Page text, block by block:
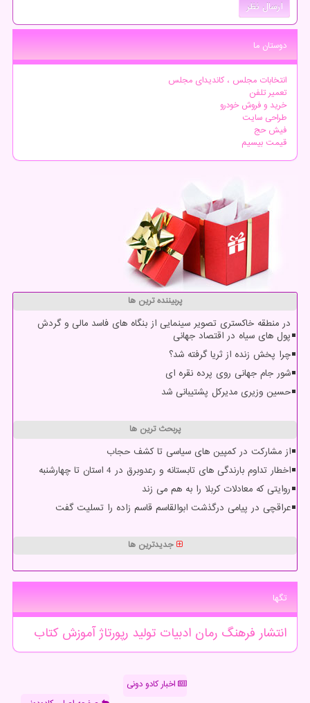
دوستان ما
انتخابات مجلس ، کاندیدای مجلس
تعمیر تلفن
خرید و فروش خودرو
طراحی سایت
فیش حج
قیمت بیسیم
پربیننده ترین ها
در منطقه خاکستری تصویر سینمایی از بنگاه های فاسد مالی و گردش
پول های سیاه در اقتصاد جهانی
چرا پخش زنده از ثریا گرفته شد؟
شور جام جهانی روی پرده نقره ای
حسین وزیری مدیرکل پشتیبانی شد
پربحث ترین ها
از مشارکت در کمپین های سیاسی تا کشف حجاب
اخطار تداوم بارندگی های تابستانه و رعدوبرق در 4 استان تا چهارشنبه
روایتی که معادلات کربلا را به هم می زند
عراقچی در پیامی درگذشت ابوالقاسم قاسم زاده را تسلیت گفت
جدیدترین ها
تگها
انتشار فرهنگ رمان ادبیات تولید رپورتاژآموزشكتاب
اخبار کادو دونی